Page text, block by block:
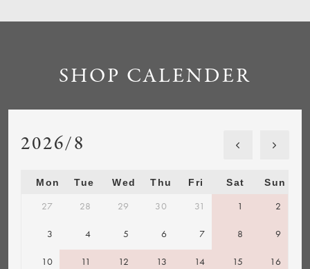
SHOP CALENDER
2026/8
Mon Tue Wed Thu Fri Sat Sun
27 28 29 30 31 1 2
3 4 5 6 7 8 9
10 11 12 13 14 15 16